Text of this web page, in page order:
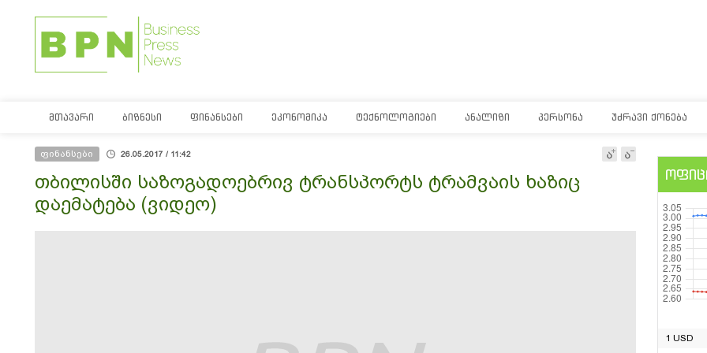
ᲛᲗᲐᲕᲐᲠᲘ ᲑᲘᲖᲜᲔᲡᲘ ᲤᲘᲜᲐᲜᲡᲔᲑᲘ ᲔᲙᲝᲜᲝᲛᲘᲙᲐ ᲢᲔᲥᲜᲝᲚᲝᲒᲘᲔᲑᲘ ᲐᲜᲐᲚᲘᲖᲘ ᲞᲔᲠᲡᲝᲜᲐ ᲣᲫᲠᲐᲕᲘ ᲥᲝᲜᲔᲑᲐ
ფინანსები 26.05.2017 / 11:42
თბილისში საზოგადოებრივ ტრანსპორტს ტრამვაის ხაზიც
დაემატება (ვიდეო)
1 USD